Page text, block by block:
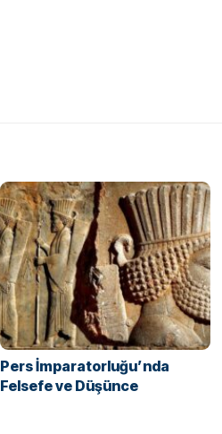
Pers İmparatorluğu’nda
Felsefe ve Düşünce